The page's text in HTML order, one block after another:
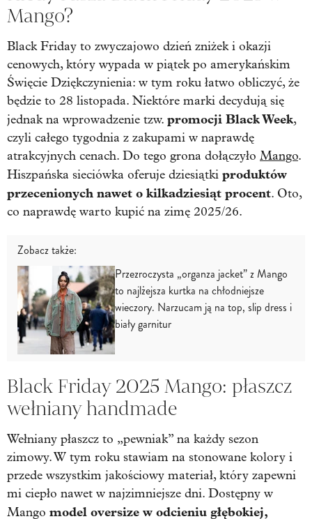
Mango?
Black Friday to zwyczajowo dzień zniżek i okazji
cenowych, który wypada w piątek po amerykańskim
Święcie Dziękczynienia: w tym roku łatwo obliczyć, że
będzie to 28 listopada. Niektóre marki decydują się
jednak na wprowadzenie tzw. promocji Black Week,
czyli całego tygodnia z zakupami w naprawdę
atrakcyjnych cenach. Do tego grona dołączyło Mango.
Hiszpańska sieciówka oferuje dziesiątki produktów
przecenionych nawet o kilkadziesiąt procent. Oto,
co naprawdę warto kupić na zimę 2025/26.
Zobacz także:
Przezroczysta „organza jacket” z Mango
to najlżejsza kurtka na chłodniejsze
wieczory. Narzucam ją na top, slip dress i
biały garnitur
Black Friday 2025 Mango: płaszcz
wełniany handmade
Wełniany płaszcz to „pewniak” na każdy sezon
zimowy. W tym roku stawiam na stonowane kolory i
przede wszystkim jakościowy materiał, który zapewni
mi ciepło nawet w najzimniejsze dni. Dostępny w
Mango model oversize w odcieniu głębokiej,